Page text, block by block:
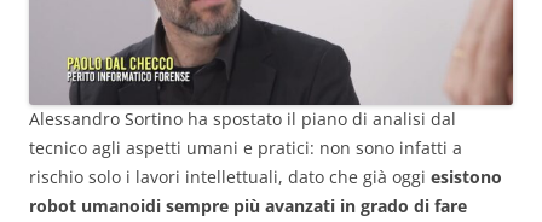
Alessandro Sortino ha spostato il piano di analisi dal
tecnico agli aspetti umani e pratici: non sono infatti a
rischio solo i lavori intellettuali, dato che già oggi esistono
robot umanoidi sempre più avanzati in grado di fare